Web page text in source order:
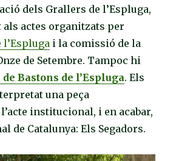
dels Grallers de l’Espluga,
als actes organitzats per
i la comissió de la
de Setembre. Tampoc hi
Bastons de l’Espluga. Els
una peça
institucional, i en acabar,
de Catalunya: Els Segadors.